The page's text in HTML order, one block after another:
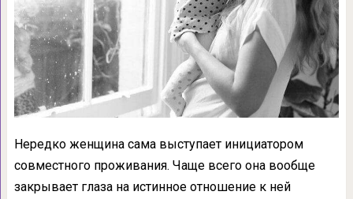
Нередко женщина сама выступает инициатором
совместного проживания. Чаще всего она вообще
закрывает глаза на истинное отношение к ней